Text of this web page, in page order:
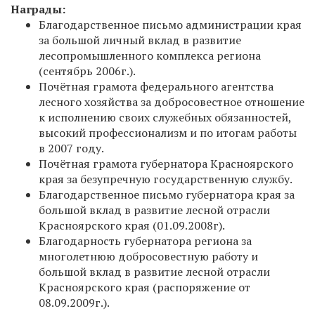
Награды:
Благодарственное письмо администрации края
за большой личный вклад в развитие
лесопромышленного комплекса региона
(сентябрь 2006г.).
Почётная грамота федерального агентства
лесного хозяйства за добросовестное отношение
к исполнению своих служебных обязанностей,
высокий профессионализм и по итогам работы
в 2007 году.
Почётная грамота губернатора Красноярского
края за безупречную государственную службу.
Благодарственное письмо губернатора края за
большой вклад в развитие лесной отрасли
Красноярского края (01.09.2008г).
Благодарность губернатора региона за
многолетнюю добросовестную работу и
большой вклад в развитие лесной отрасли
Красноярского края (распоряжение от
08.09.2009г.).